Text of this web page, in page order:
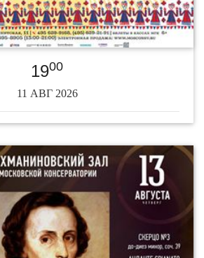
1900
11 АВГ 2026